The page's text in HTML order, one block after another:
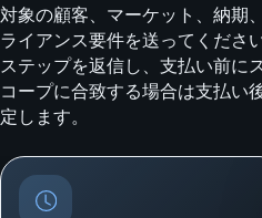
対象の顧客、マーケット、納期
ライアンス要件を送ってくださ
ステップを返信し、支払い前に
コープに合致する場合は支払い
定します。